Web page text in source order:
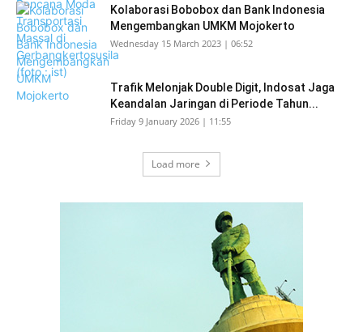
Kolaborasi Bobobox dan Bank Indonesia
Mengembangkan UMKM Mojokerto
Wednesday 15 March 2023 | 06:52
Trafik Melonjak Double Digit, Indosat Jaga
Keandalan Jaringan di Periode Tahun...
Friday 9 January 2026 | 11:55
Load more